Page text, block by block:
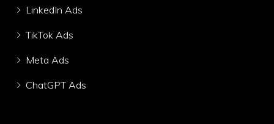
LinkedIn Ads
TikTok Ads
Meta Ads
ChatGPT Ads